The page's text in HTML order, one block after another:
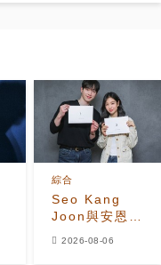
Seo Kang
Joon與安恩真
綜合
2026-08-06